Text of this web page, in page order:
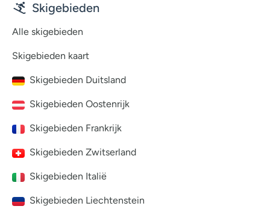
Skigebieden
Alle skigebieden
Skigebieden kaart
Skigebieden Duitsland
Skigebieden Oostenrijk
Skigebieden Frankrijk
Skigebieden Zwitserland
Skigebieden Italië
Skigebieden Liechtenstein